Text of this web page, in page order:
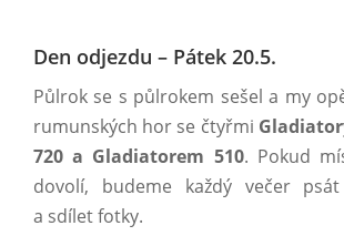
Den odjezdu – Pátek 20.5.
Půlrok se s půlrokem sešel a my
rumunských hor se čtyřmi
720 a Gladiatorem 510. Pokud
dovolí, budeme každý večer
a sdílet fotky.